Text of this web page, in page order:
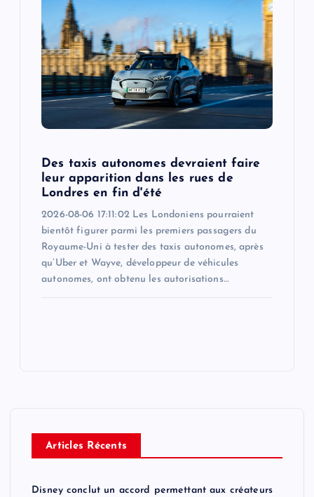
Des taxis autonomes devraient faire
leur apparition dans les rues de
Londres en fin d'été
2026-08-06 17:11:02 Les Londoniens pourraient
bientôt figurer parmi les premiers passagers du
Royaume-Uni à tester des taxis autonomes, après
qu’Uber et Wayve, développeur de véhicules
autonomes, ont obtenu les autorisations…
Articles Récents
Disney conclut un accord permettant aux créateurs